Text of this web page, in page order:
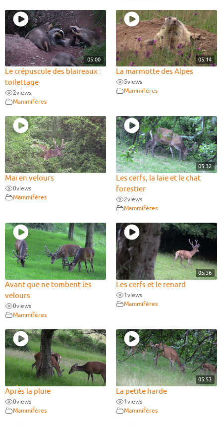
05:00
Le crépuscule des blaireaux :
toilettage
2views
Mammifères
05:14
La marmotte des Alpes
5views
Mammifères
Mai en velours
0views
Mammifères
05:32
Les cerfs, la laie et le chat
forestier
2views
Mammifères
Avant que ne tombent les
velours
0views
Mammifères
05:36
Les cerfs et le renard
1views
Mammifères
Après la pluie
0views
Mammifères
05:53
La petite harde
1views
Mammifères